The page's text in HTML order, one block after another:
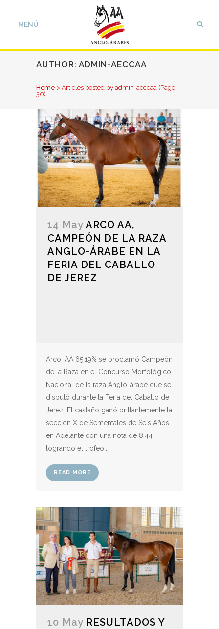
AUTHOR: ADMIN-AECCAA
Home > Articles posted by admin-aeccaa (Page
30)
14 May ARCO AA,
CAMPEÓN DE LA RAZA
ANGLO-ÁRABE EN LA
FERIA DEL CABALLO
DE JEREZ
Arco, AA 65,19% se proclamó Campeón
de la Raza en el Concurso Morfológico
Nacional de la raza Anglo-árabe que se
disputó durante la Feria del Caballo de
Jerez. El castaño ganó brillantemente la
sección X de Sementales de Seis Años
en Adelante con una nota de 8,44,
logrando el trofeo...
READ MORE
10 May RESULTADOS Y